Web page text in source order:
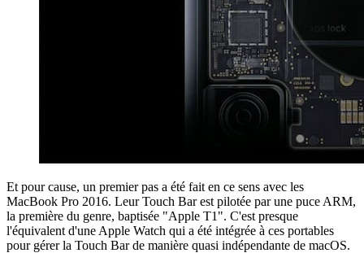
Et pour cause, un premier pas a été fait en ce sens avec les
MacBook Pro 2016. Leur Touch Bar est pilotée par une puce ARM,
la première du genre, baptisée "Apple T1". C'est presque
l'équivalent d'une Apple Watch qui a été intégrée à ces portables
pour gérer la Touch Bar de manière quasi indépendante de macOS.